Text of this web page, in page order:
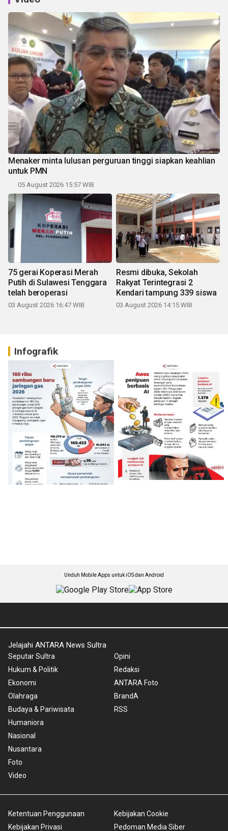
Menaker minta lulusan perguruan tinggi siapkan keahlian
untuk PMN
05 August 2026 15:57 WIB
75 gerai Koperasi Merah
Putih di Sulawesi Tenggara
telah beroperasi
03 August 2026 16:47 WIB
Resmi dibuka, Sekolah
Rakyat Terintegrasi 2
Kendari tampung 339 siswa
03 August 2026 14:15 WIB
Infografik
Unduh Mobile Apps untuk iOS dan Android
Jelajahi ANTARA News Sultra
Seputar Sultra
Hukum & Politik
Ekonomi
Olahraga
Budaya & Pariwisata
Humaniora
Nasional
Nusantara
Foto
Video
Opini
Redaksi
ANTARA Foto
BrandA
RSS
Ketentuan Penggunaan
Kebijakan Privasi
Kebijakan Cookie
Pedoman Media Siber